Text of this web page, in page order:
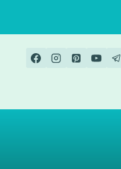
contenuto